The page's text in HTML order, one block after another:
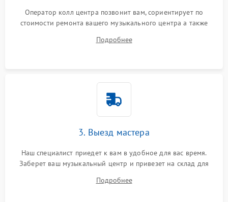
Оператор колл центра позвонит вам, сориентирует по
стоимости ремонта вашего музыкального центра а также
Подробнее
3. Выезд мастера
Наш специалист приедет к вам в удобное для вас время.
Заберет ваш музыкальный центр и привезет на склад для
Подробнее